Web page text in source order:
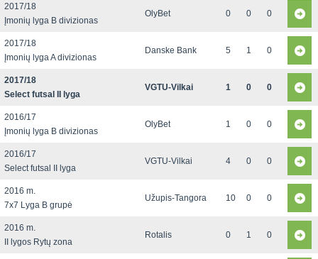
2017/18
Įmonių lyga B divizionas
OlyBet 0 0 0
2017/18
Įmonių lyga A divizionas
Danske Bank 5 1 0
2017/18
Select futsal II lyga
VGTU-Vilkai 1 0 0
2016/17
Įmonių lyga B divizionas
OlyBet 1 0 0
2016/17
Select futsal II lyga
VGTU-Vilkai 4 0 0
2016 m.
7x7 Lyga B grupė
Užupis-Tangora 10 0 0
2016 m.
II lygos Rytų zona
Rotalis 0 1 0